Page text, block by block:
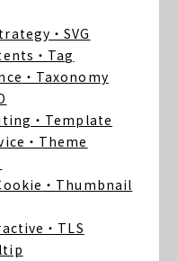
・SVG
・Tag
・Taxonomy
・Template
・Theme
・Thumbnail
・TLS